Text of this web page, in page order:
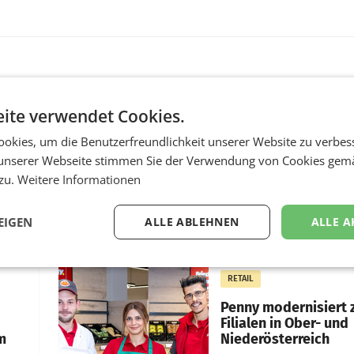
2026
Plus
macht
Gewinn
Der Fernsehkonzern
ProSiebenSat.1 hat im
dank Kostensenkungen
gemacht und die
Markterwartung
übertroffen.
RETAIL
Penny modernisiert
Filialen in Ober- und
Niederösterreich
verwendet Cookies.
um die Benutzerfreundlichkeit unserer Website zu
Webseite stimmen Sie der Verwendung von Cookies
Weitere Informationen
ALLE
ALLE ABLEHNEN